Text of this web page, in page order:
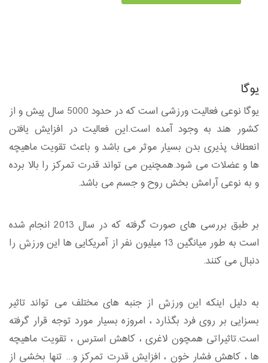
یوگا
یوگا نوعی فعالیت ورزشی است که در حدود 5000 سال پیش و از
کشور هند به وجود آمده است.این فعالیت در افزایش یافتن
انعطاف پذیری بدن بسیار موثر می باشد و باعث تقویت ماهیچه
ها و عضلات می شود.همچنین می تواند قدرت تمرکز را بالا برده
و به نوعی آرامش بخش روح و جسم می باشد.
بر طبق بررسی های صورت گرفته که در سال 2013 انجام شده
است به طور میانگین 13 میلیون نفر از آمریکایی ها این ورزش را
دنبال می کنند.
به دلیل اینکه این ورزش از جنبه های مختلف می تواند تاثیر
بسزایی بر روی فرد بگذارد ، امروزه بسیار مورد توجه قرار گرفته
است.تاثیراتی همچون لاغری ، کاهش استرس ، تقویت ماهیچه
ها ، کاهش فشار خون ، افزایش قدرت تمرکز و... تنها بخشی از